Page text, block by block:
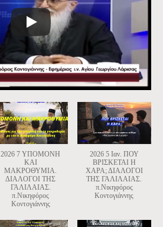
2026 7 ΥΠΟΜΟΝΗ
ΚΑΙ
ΜΑΚΡΟΘΥΜΙΑ.
ΔΙΑΛΟΓΟΙ ΤΗΣ
ΓΑΛΙΛΑΙΑΣ.
π.Νικηφόρος
Κοντογιάννης
2026 5 Ιαν. ΠΟΥ
ΒΡΙΣΚΕΤΑΙ Η
ΧΑΡΑ; ΔΙΑΛΟΓΟΙ
ΤΗΣ ΓΑΛΙΛΑΙΑΣ.
π.Νικηφόρος
Κοντογιάννης